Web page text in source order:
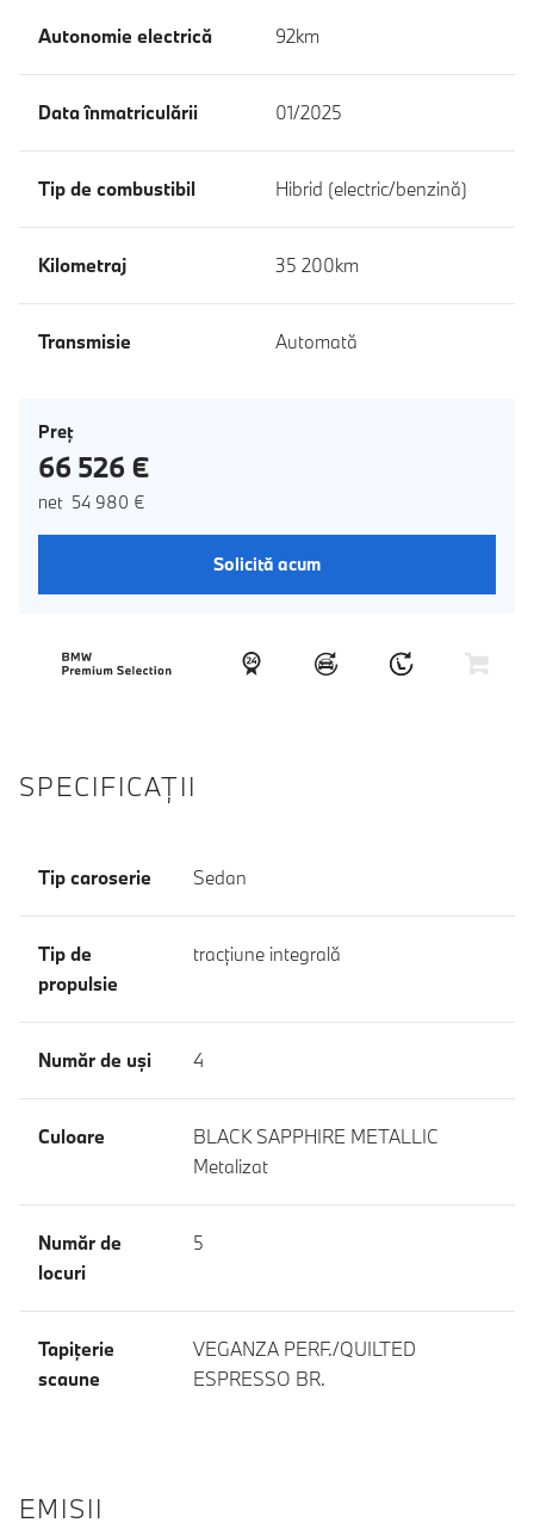
Autonomie electrică 92km
Data înmatriculării 01/2025
Tip de combustibil Hibrid (electric/benzină)
Kilometraj 35 200km
Transmisie Automată
Preţ
66 526 €
net 54 980 €
Solicită acum
SPECIFICAŢII
Tip caroserie Sedan
Tip de
propulsie
tracţiune integrală
Număr de uşi 4
Culoare
BLACK SAPPHIRE METALLIC
Metalizat
Număr de
locuri
5
Tapiţerie
scaune
VEGANZA PERF./QUILTED
ESPRESSO BR.
EMISII